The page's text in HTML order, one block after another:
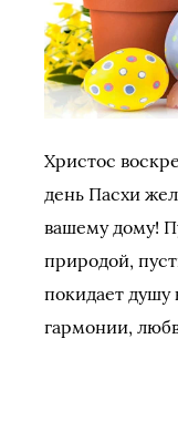
Христос
день Пасхи
вашему дому!
природой,
покидает
гармонии,